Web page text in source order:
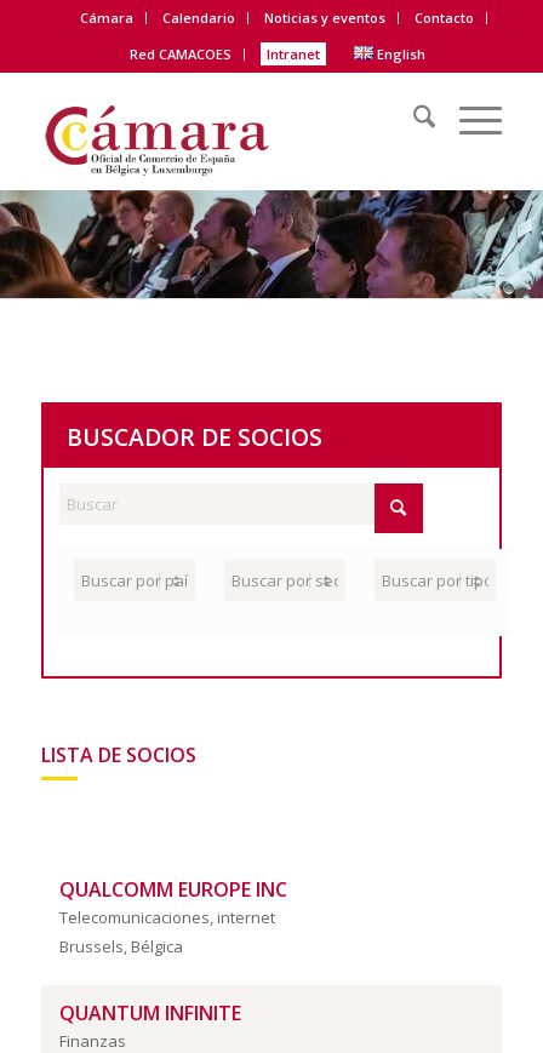
Cámara Calendario Noticias y eventos
Contacto
Red CAMACOES
Intranet English
BUSCADOR DE SOCIOS
LISTA DE SOCIOS
QUALCOMM EUROPE INC
Telecomunicaciones, internet
Brussels, Bélgica
QUANTUM INFINITE
Finanzas